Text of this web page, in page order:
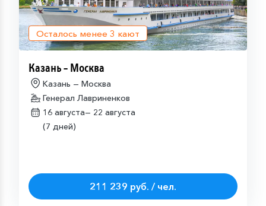
Осталось менее 3 кают
Казань – Москва
Казань — Москва
Генерал Лавриненков
16 августа— 22 августа
(7 дней)
211 239 руб. / чел.